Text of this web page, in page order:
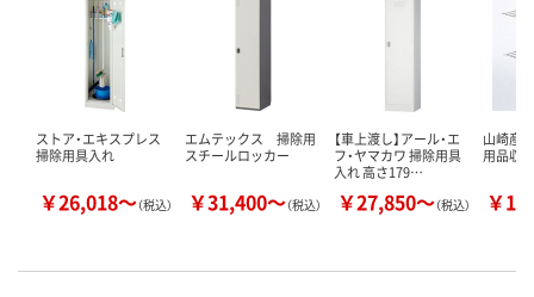
ストア・エキスプレス
掃除用具入れ
￥26,018～（税込）
エムテックス 掃除用
スチールロッカー
￥31,400～（税込）
【車上渡し】アール・エ
フ・ヤマカワ 掃除用具
入れ 高さ179…
￥27,850～（税込）
山崎産
用品収
￥